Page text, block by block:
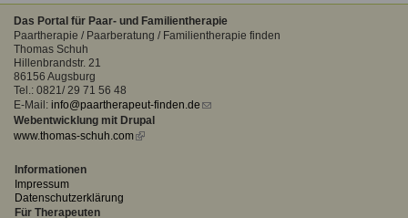
Das Portal für Paar- und Familientherapie
Paartherapie / Paarberatung / Familientherapie finden
Thomas Schuh
Hillenbrandstr. 21
86156 Augsburg
Tel.: 0821/ 29 71 56 48
E-Mail: info@paartherapeut-finden.de (link
Webentwicklung mit Drupal
www.thomas-schuh.com(link
Informationen
Impressum
Datenschutzerklärung
Für Therapeuten